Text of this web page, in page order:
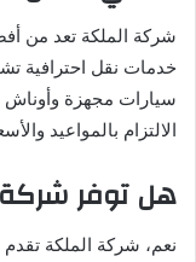
شركة الملكة تعد من
خدمات نقل احترافية
سيارات مجهزة وأوناش
الالتزام بالمواعيد
هل توفر
نعم، شركة الملكة تقدم